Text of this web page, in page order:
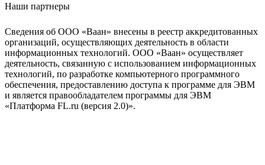
Наши партнеры
Сведения об ООО «Ваан» внесены в реестр аккредитованных
организаций, осуществляющих деятельность в области
информационных технологий. ООО «Ваан» осуществляет
деятельность, связанную с использованием информационных
технологий, по разработке компьютерного программного
обеспечения, предоставлению доступа к программе для ЭВМ
и является правообладателем программы для ЭВМ
«Платформа FL.ru (версия 2.0)».